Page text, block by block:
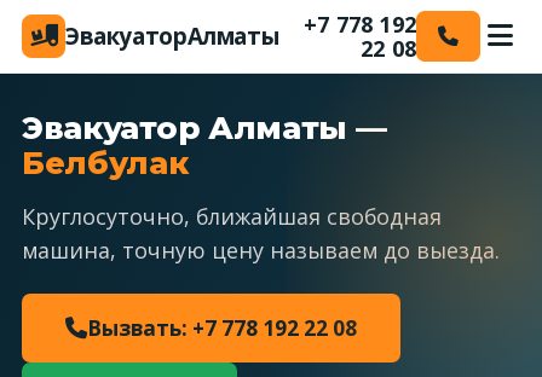
ЭвакуаторАлматы
+7 778 192
22 08
Эвакуатор Алматы —
Белбулак
Круглосуточно, ближайшая свободная
машина, точную цену называем до выезда.
Вызвать: +7 778 192 22 08